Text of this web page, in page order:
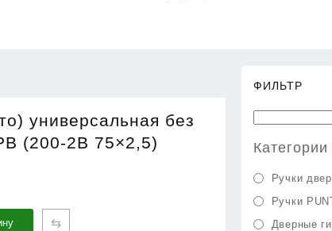
универсальная без
(200-2B 75×2,5)
⇆
ФИЛЬТР
Ручки
Ручки
Дверные